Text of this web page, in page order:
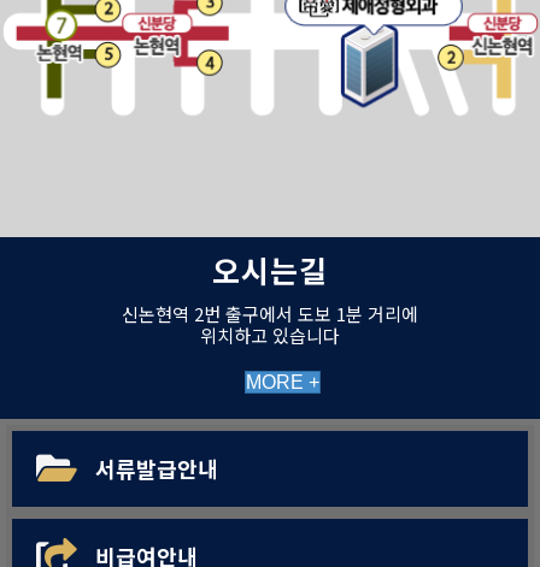
오시는길
신논현역 2번 출구에서 도보 1분 거리에
위치하고 있습니다
MORE +
서류발급안내
비급여안내